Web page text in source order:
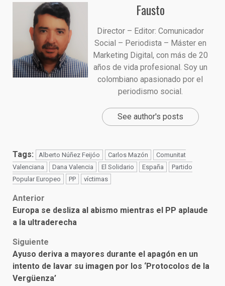
Fausto
Director – Editor: Comunicador
Social – Periodista – Máster en
Marketing Digital, con más de 20
años de vida profesional. Soy un
colombiano apasionado por el
periodismo social.
See author's posts
Tags: Alberto Núñez Feijóo Carlos Mazón
Comunitat
Valenciana
Dana Valencia El Solidario España
Partido
Popular Europeo
PP víctimas
Post
navigation
Anterior
Europa se desliza al abismo mientras el PP aplaude
a la ultraderecha
Siguiente
Ayuso deriva a mayores durante el apagón en un
intento de lavar su imagen por los ‘Protocolos de la
Vergüenza’